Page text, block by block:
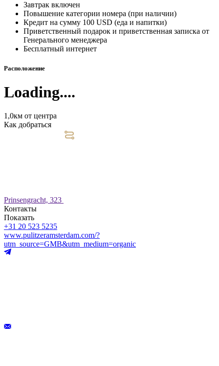
Завтрак включен
Повышение категории номера (при наличии)
Кредит на сумму 100 USD (еда и напитки)
Приветственный подарок и приветственная записка от
Генерального менеджера
Бесплатный интернет
Расположение
Loading....
1,0км от центра
Как добраться
Prinsengracht, 323
Контакты
Показать
+31 20 523 5235
www.pulitzeramsterdam.com/?
utm_source=GMB&utm_medium=organic